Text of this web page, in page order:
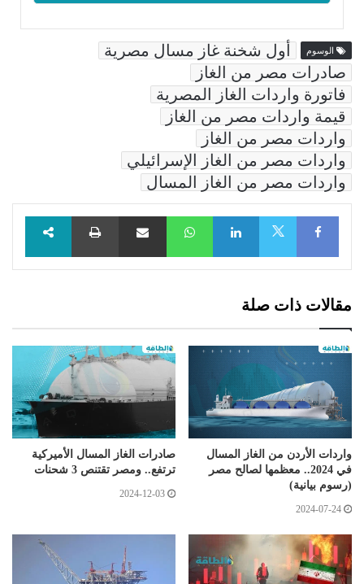
الوسوم
أول شخنة غاز مسال مصرية
صادرات مصر من الغاز
فاتورة واردات الغاز المصرية
قيمة واردات مصر من الغاز
واردات مصر من الغاز
واردات مصر من الغاز الإسرائيلي
واردات مصر من الغاز المسال
Facebook
LinkedIn
WhatsAppمشاركة عبر البريد طباعة
مقالات ذات صلة
واردات الأردن من الغاز المسال
في 2024.. معظمها لصالح مصر
(رسوم بيانية)
2024-07-24
صادرات الغاز المسال الأميركية
ترتفع.. ومصر تقتنص 3 شحنات
2024-12-03